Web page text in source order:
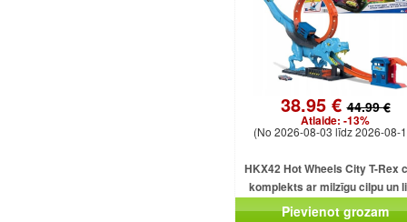
38.95 €44.99 €
Atlaide: -13%
(No 2026-08-03 līdz 2026-08-
HKX42 Hot Wheels City T-Rex
komplekts ar milzīgu cilpu un
dinozauru
Pievienot grozam